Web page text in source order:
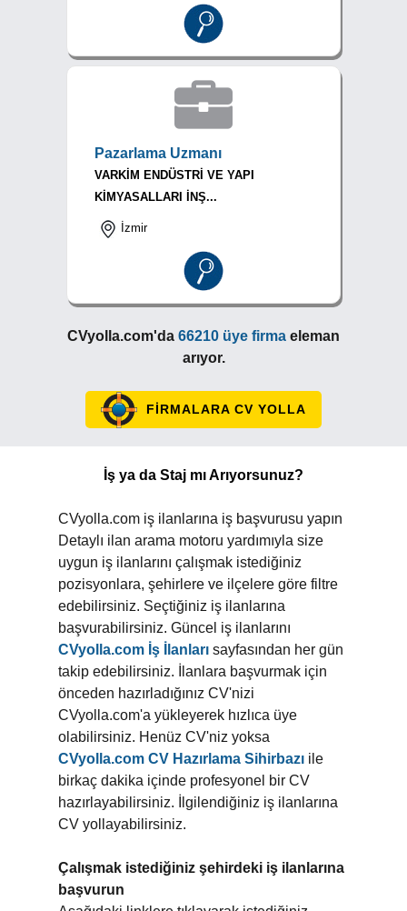
Pazarlama Uzmanı
VARKİM ENDÜSTRİ VE YAPI
KİMYASALLARI İNŞ...
İzmir
CVyolla.com'da 66210 üye firma eleman
arıyor.
FİRMALARA CV YOLLA
İş ya da Staj mı Arıyorsunuz?
CVyolla.com iş ilanlarına iş başvurusu yapın
Detaylı ilan arama motoru yardımıyla size
uygun iş ilanlarını çalışmak istediğiniz
pozisyonlara, şehirlere ve ilçelere göre filtre
edebilirsiniz. Seçtiğiniz iş ilanlarına
başvurabilirsiniz. Güncel iş ilanlarını
CVyolla.com İş İlanları sayfasından her gün
takip edebilirsiniz. İlanlara başvurmak için
önceden hazırladığınız CV'nizi
CVyolla.com'a yükleyerek hızlıca üye
olabilirsiniz. Henüz CV'niz yoksa
CVyolla.com CV Hazırlama Sihirbazı ile
birkaç dakika içinde profesyonel bir CV
hazırlayabilirsiniz. İlgilendiğiniz iş ilanlarına
CV yollayabilirsiniz.
Çalışmak istediğiniz şehirdeki iş ilanlarına
başvurun